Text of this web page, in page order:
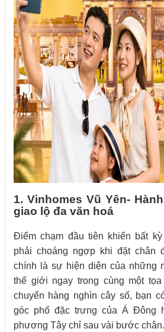
1. Vinhomes Vũ Yên-
giao lộ đa văn hoá
Điểm chạm đầu tiên khiến bất
phải choáng ngợp khi đặt chân
chính là sự hiện diện của những
thế giới ngay trong cùng một
chuyển hàng nghìn cây số, bạn
góc phố đặc trưng của Á Đông
phương Tây chỉ sau vài bước